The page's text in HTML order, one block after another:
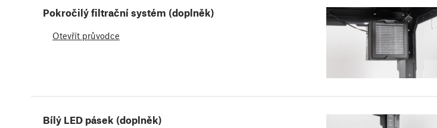
Pokročilý filtrační systém (doplněk)
Otevřít průvodce
Bílý LED pásek (doplněk)